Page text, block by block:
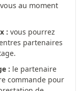
au moment
: vous pourrez
partenaires
: le partenaire
commande pour